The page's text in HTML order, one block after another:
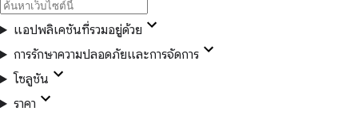
แอปพลิเคชันที่รวมอยู่ด้วย
การรักษาความปลอดภัยและการจัดการ
โซลูชัน
ราคา